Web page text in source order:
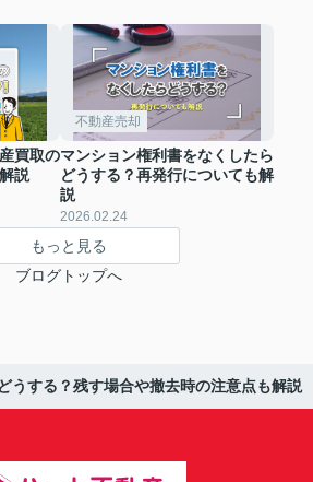
買取の
説
不動産売却
マンション権利書をなくしたら
どうする？再発行についても解
説
2026.02.24
もっと見る
ブログトップへ
うする？残す場合や撤去時の注意点も解説